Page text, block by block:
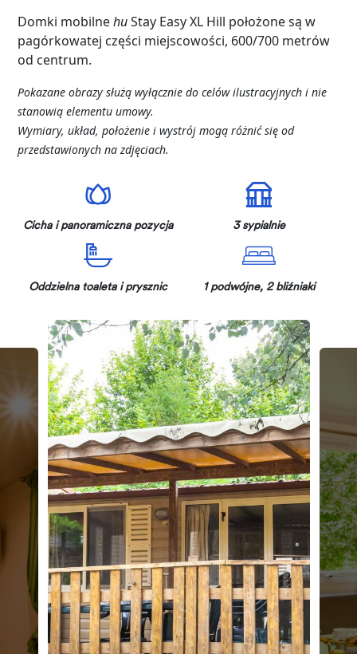
Domki mobilnehuStay Easy XL Hill położone są w
pagórkowatej części miejscowości, 600/700 metrów
od centrum.
Pokazane obrazy służą wyłącznie do celów ilustracyjnych i nie
stanowią elementu umowy.
Wymiary, układ, położenie i wystrój mogą różnić się od
przedstawionych na zdjęciach.
Cicha i panoramiczna pozycja 3 sypialnie
Oddzielna toaleta i prysznic 1 podwójne, 2 bliźniaki